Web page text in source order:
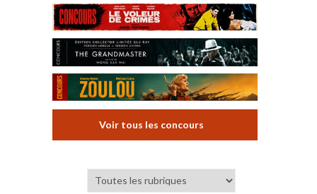
Voir tous les concours